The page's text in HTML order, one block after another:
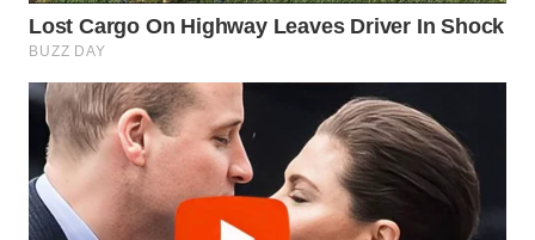
SUBANG
WN
SUKABUMI
PURWAKARTA